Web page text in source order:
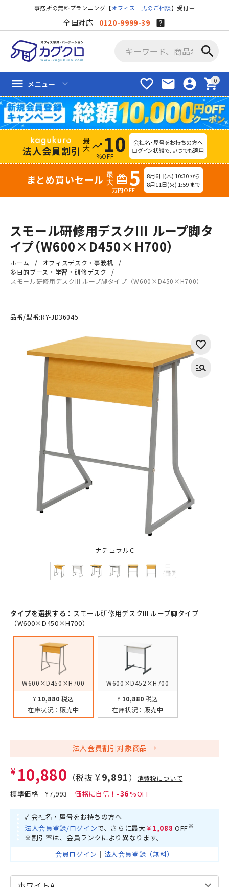
事務所の無料プランニング【オフィス一式のご相談】受付中
全国対応 0120-9999-39
search
favorite_border mail account_circle shopping_cart
menu メニュー
法人会員割引 trending_up 10
%OFF
会社名・屋号をお持ちの方へ
ログイン状態で、いつでも適用
まとめ買いセール redeem 5
万円OFF
8月6日(木) 10:30 から
8月11日(火) 1:59 まで
スモール研修用デスクIII ループ脚タ
イプ（W600×D450×H700）
ホーム
オフィスデスク・事務机
多目的ブース・学習・研修デスク
スモール研修用デスクIII ループ脚タイプ（W600×D450×H700）
品番/型番:RY-JD36045
ナチュラルC
タイプを選択する： スモール研修用デスクIII ループ脚タイプ
（W600×D450×H700）
W600×D450×H700
¥10,880 税込
在庫状況： 販売中
W600×D452×H700
¥10,880 税込
在庫状況： 販売中
法人会員割引対象商品
¥10,880 （税抜 ¥9,891） 消費税について
標準価格¥7,993 -36
✓ 会社名・屋号をお持ちの方へ
法人会員登録/ログインで、さらに最大 ¥1,088 OFF※
※割引率は、会員ランクにより異なります。
会員ログイン ｜ 法人会員登録（無料）